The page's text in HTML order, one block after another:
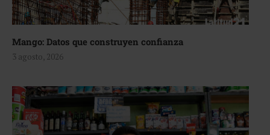
Mango: Datos que construyen confianza
3 agosto, 2026